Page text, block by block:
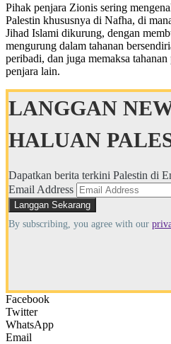
Pihak penjara Zionis sering
Palestin khususnya di Nafha, di
Jihad Islami dikurung, dengan
mengurung dalam tahanan
peribadi, dan juga memaksa
penjara lain.
LANGGAN
HALUAN
Dapatkan berita terkini Palestin di
Email Address
By subscribing, you agree with our
Facebook
Twitter
WhatsApp
Email